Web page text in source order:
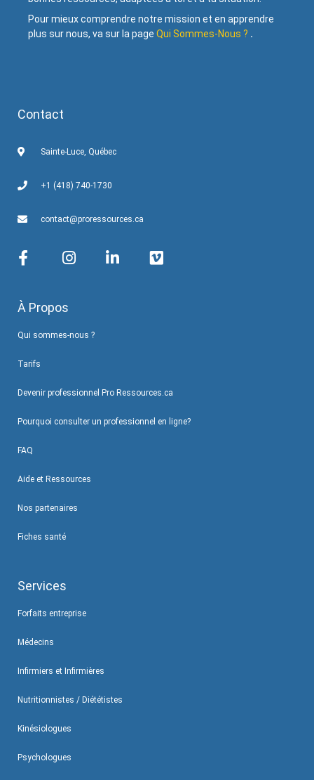
Pour mieux comprendre notre mission et en apprendre
plus sur nous, va sur la page Qui Sommes-Nous ? .
Contact
Sainte-Luce, Québec
+1 (418) 740-1730
contact@proressources.ca
À Propos
Qui sommes-nous ?
Tarifs
Devenir professionnel Pro Ressources.ca
Pourquoi consulter un professionnel en ligne?
FAQ
Aide et Ressources
Nos partenaires
Fiches santé
Services
Forfaits entreprise
Médecins
Infirmiers et Infirmières
Nutritionnistes / Diététistes
Kinésiologues
Psychologues